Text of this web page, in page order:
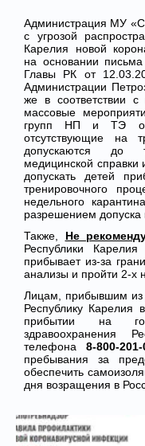
Администрация МУ
с угрозой
Карелия новой
на основании
Главы РК от
Администрации
же в
массовые
групп НП и ТЭ
отсутствующие на
допускаются до
медицинской справки
допускать детей
тренировочного
недельного
разрешением допуска
Также, Не
Республики
прибывает из-за
анализы и пройти 2-х
Лицам, прибывшим из
Республику Карелия
прибытии на
здравоохранения
телефона 8-800-201-
пребывания за
обеспечить
дня возращения в